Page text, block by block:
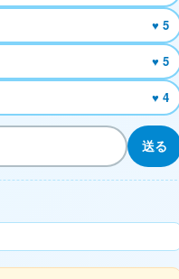
♥ 5
♥ 5
♥ 4
送る